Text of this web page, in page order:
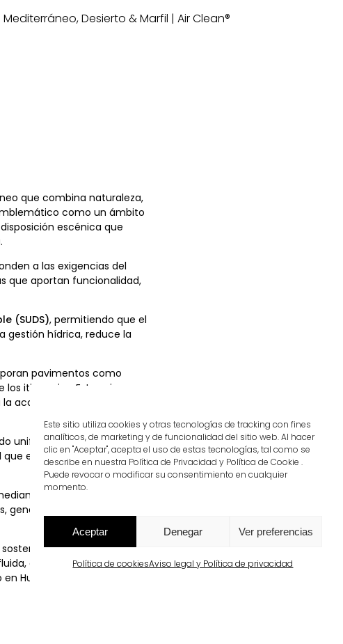
Este sitio utiliza cookies y otras tecnologías de tracking con fines
analíticos, de marketing y de funcionalidad del sitio web. Al hacer
clic en "Aceptar", acepta el uso de estas tecnologías, tal como se
describe en nuestra Política de Privacidad y Política de Cookie .
Puede revocar o modificar su consentimiento en cualquier
momento.
Aceptar Denegar Ver preferencias
Política de cookiesAviso legal y Política de privacidad
Desierto & Marfil | Air Clean®
que combina naturaleza,
como un ámbito
escénica que
a las exigencias del
que aportan funcionalidad,
(SUDS), permitiendo que el
gestión hídrica, reduce la
pavimentos como
itinerarios. Estas piezas
accesibilidad y la continuidad
uniforme que armoniza con el
enriquece los espacios
un efecto fotocatalítico
generando superficies más
dialogan con el
accesible e inclusiva,
Huelva.